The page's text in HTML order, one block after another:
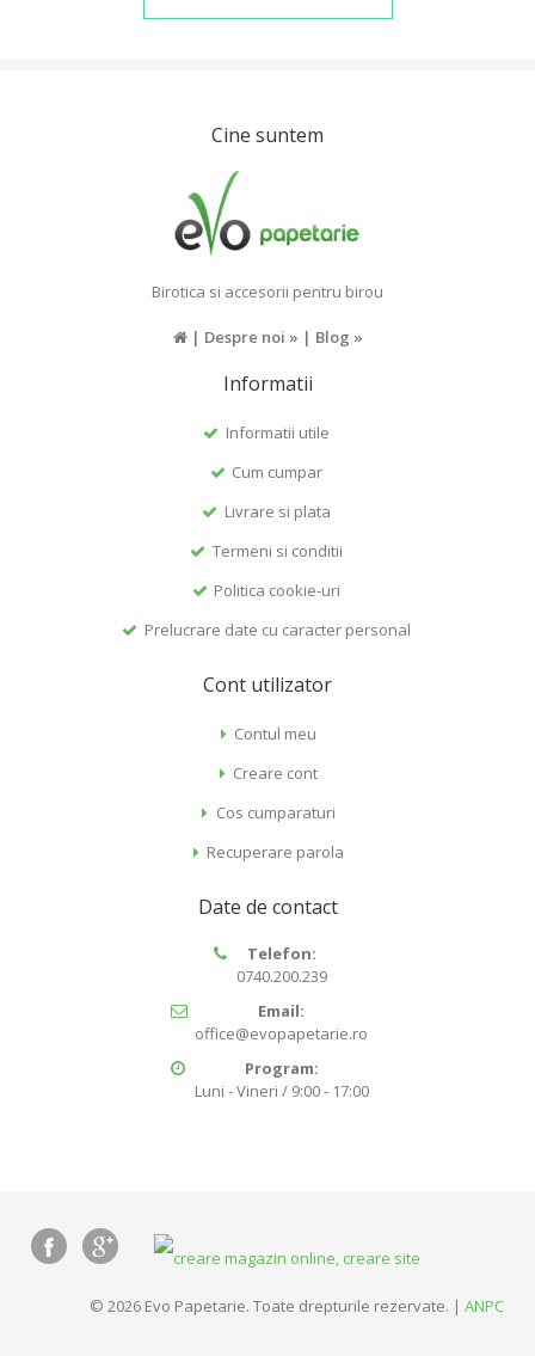
Cine suntem
Birotica si accesorii pentru birou
| Despre noi » | Blog »
Informatii
Informatii utile
Cum cumpar
Livrare si plata
Termeni si conditii
Politica cookie-uri
Prelucrare date cu caracter personal
Cont utilizator
Contul meu
Creare cont
Cos cumparaturi
Recuperare parola
Date de contact
Telefon:
0740.200.239
Email:
office@evopapetarie.ro
Program:
Luni - Vineri / 9:00 - 17:00
© 2026 Evo Papetarie. Toate drepturile rezervate. | ANPC